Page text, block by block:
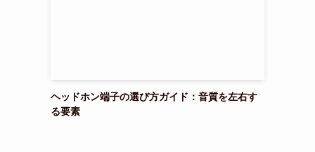
ヘッドホン端子の選び方ガイド：音質を左右す
る要素